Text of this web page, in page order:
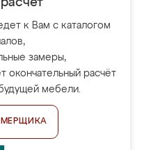
к Вам с каталогом
замеры,
окончательный расчёт
мебели.